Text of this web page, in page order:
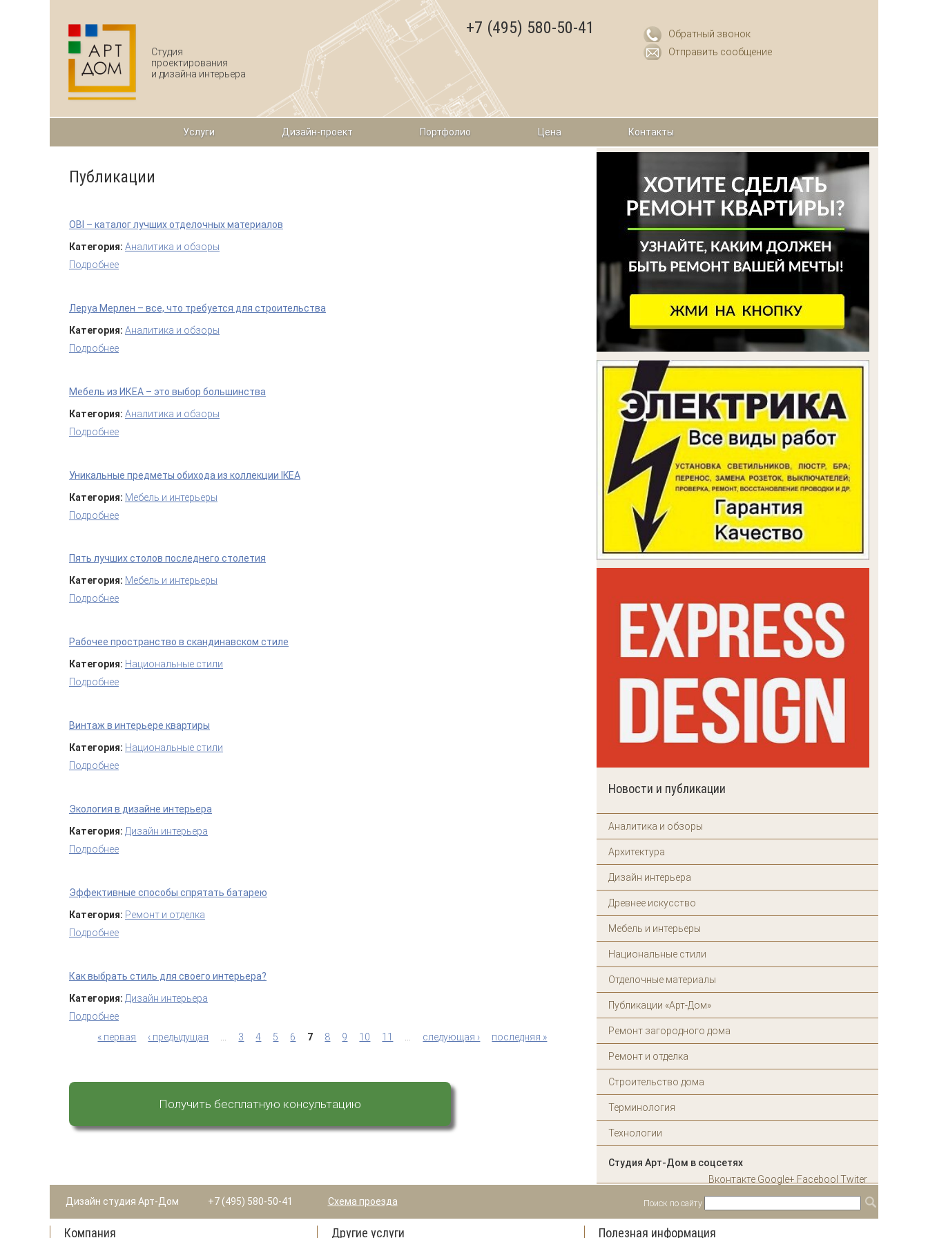
Студия
проектирования
и дизайна интерьера
+7 (495) 580-50-41
Обратный звонок
Отправить сообщение
Услуги Дизайн-проект Портфолио Цена Контакты
Публикации
OBI – каталог лучших отделочных материалов
Категория: Аналитика и обзоры
Подробнее
Леруа Мерлен – все, что требуется для строительства
Категория: Аналитика и обзоры
Подробнее
Мебель из ИКЕА – это выбор большинства
Категория: Аналитика и обзоры
Подробнее
Уникальные предметы обихода из коллекции IKEA
Категория: Мебель и интерьеры
Подробнее
Пять лучших столов последнего столетия
Категория: Мебель и интерьеры
Подробнее
Рабочее пространство в скандинавском стиле
Категория: Национальные стили
Подробнее
Винтаж в интерьере квартиры
Категория: Национальные стили
Подробнее
Экология в дизайне интерьера
Категория: Дизайн интерьера
Подробнее
Эффективные способы спрятать батарею
Категория: Ремонт и отделка
Подробнее
Как выбрать стиль для своего интерьера?
Категория: Дизайн интерьера
Подробнее
Страницы« первая ‹ предыдущая 3 4 5 6 7 8 9 10 11 следующая › последняя »
Получить бесплатную консультацию
Новости и публикации
Аналитика и обзоры
Архитектура
Дизайн интерьера
Древнее искусство
Мебель и интерьеры
Национальные стили
Отделочные материалы
Публикации «Арт-Дом»
Ремонт загородного дома
Ремонт и отделка
Строительство дома
Терминология
Технологии
Студия Арт-Дом в соцсетях
Вконтакте Google+ Facebool Twiter
Дизайн студия Арт-Дом
+7 (495) 580-50-41 Схема проезда
Форма поиска
Поиск по сайту
Компания Другие услуги Полезная информация